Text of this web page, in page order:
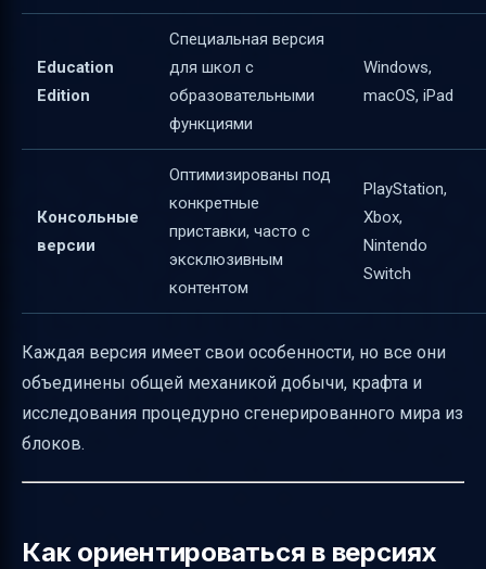
Education
Edition
Специальная версия
для школ с
образовательными
функциями
Windows,
macOS, iPad
Консольные
версии
Оптимизированы под
конкретные
приставки, часто с
эксклюзивным
контентом
PlayStation,
Xbox,
Nintendo
Switch
Каждая версия имеет свои особенности, но все они
объединены общей механикой добычи, крафта и
исследования процедурно сгенерированного мира из
блоков.
Как ориентироваться в версиях